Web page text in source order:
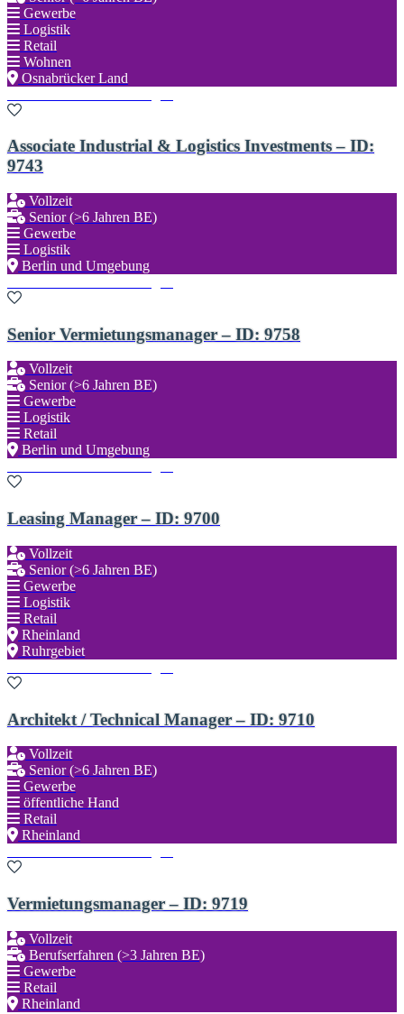
Gewerbe
Logistik
Retail
Wohnen
Osnabrücker Land
Associate Industrial & Logistics Investments – ID:
9743
Vollzeit
Senior (>6 Jahren BE)
Gewerbe
Logistik
Berlin und Umgebung
Senior Vermietungsmanager – ID: 9758
Vollzeit
Senior (>6 Jahren BE)
Gewerbe
Logistik
Retail
Berlin und Umgebung
Leasing Manager – ID: 9700
Vollzeit
Senior (>6 Jahren BE)
Gewerbe
Logistik
Retail
Rheinland
Ruhrgebiet
Architekt / Technical Manager – ID: 9710
Vollzeit
Senior (>6 Jahren BE)
Gewerbe
öffentliche Hand
Retail
Rheinland
Vermietungsmanager – ID: 9719
Vollzeit
Berufserfahren (>3 Jahren BE)
Gewerbe
Retail
Rheinland